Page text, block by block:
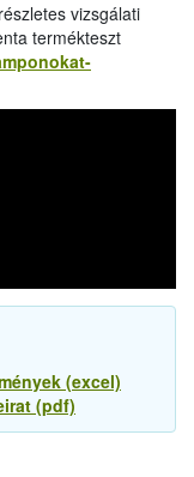
vizsgálati
termékteszt
(excel)
(pdf)